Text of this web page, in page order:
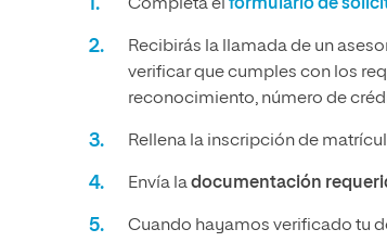
Completa el formulario de
Recibirás la llamada de un
verificar que cumples con los
reconocimiento, número de
Rellena la inscripción de
Envía ladocumentación
Cuando hayamos verificado tu